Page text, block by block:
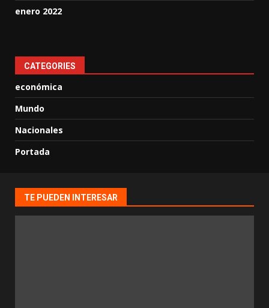
enero 2022
CATEGORIES
económica
Mundo
Nacionales
Portada
TE PUEDEN INTERESAR